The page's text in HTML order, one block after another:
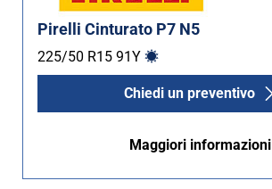
Pirelli Cinturato P7 N5
225/50 R15 91Y
Chiedi un preventivo
Maggiori informazioni